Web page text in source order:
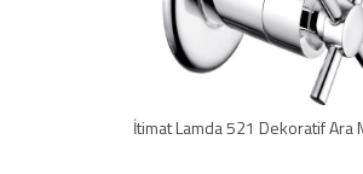
İtimat Lamda 521 Dekoratif Ara